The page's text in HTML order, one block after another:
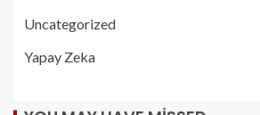
Uncategorized
Yapay Zeka